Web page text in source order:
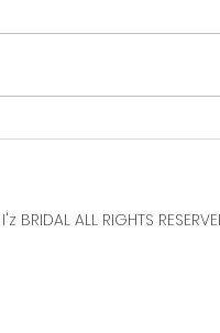
OC
BRIDAL ALL RIGHTS